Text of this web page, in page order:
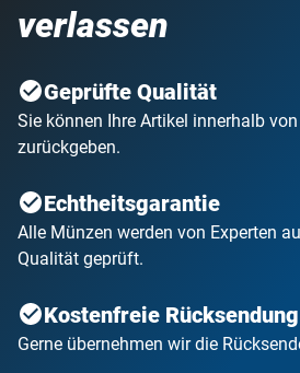
verlassen
Geprüfte Qualität
Sie können Ihre Artikel innerhalb
zurückgeben.
Echtheitsgarantie
Alle Münzen werden von Experten
Qualität geprüft.
Kostenfreie Rücksendung
Gerne übernehmen wir die